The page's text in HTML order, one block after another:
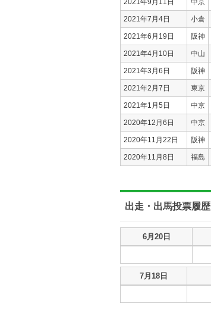
2021年9月11日 中京
2021年7月4日 小倉
2021年6月19日 阪神
2021年4月10日 中山
2021年3月6日 阪神
2021年2月7日 東京
2021年1月5日 中京
2020年12月6日 中京
2020年11月22日 阪神
2020年11月8日 福島
出走・出馬投票履歴
出走・出馬投票履歴
6月20日
出走・出馬投票履歴
7月18日